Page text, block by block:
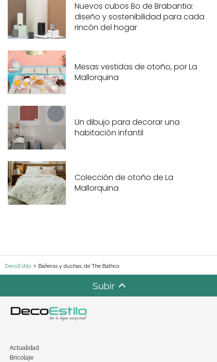
Nuevos cubos Bo de Brabantia:
diseño y sostenibilidad para cada
rincón del hogar
Mesas vestidas de otoño, por La
Mallorquina
Un dibujo para decorar una
habitación infantil
Colección de otoño de La
Mallorquina
DecoEstilo Bañeras y duchas, de The Bathco
Subir
Actualidad
Bricolaje